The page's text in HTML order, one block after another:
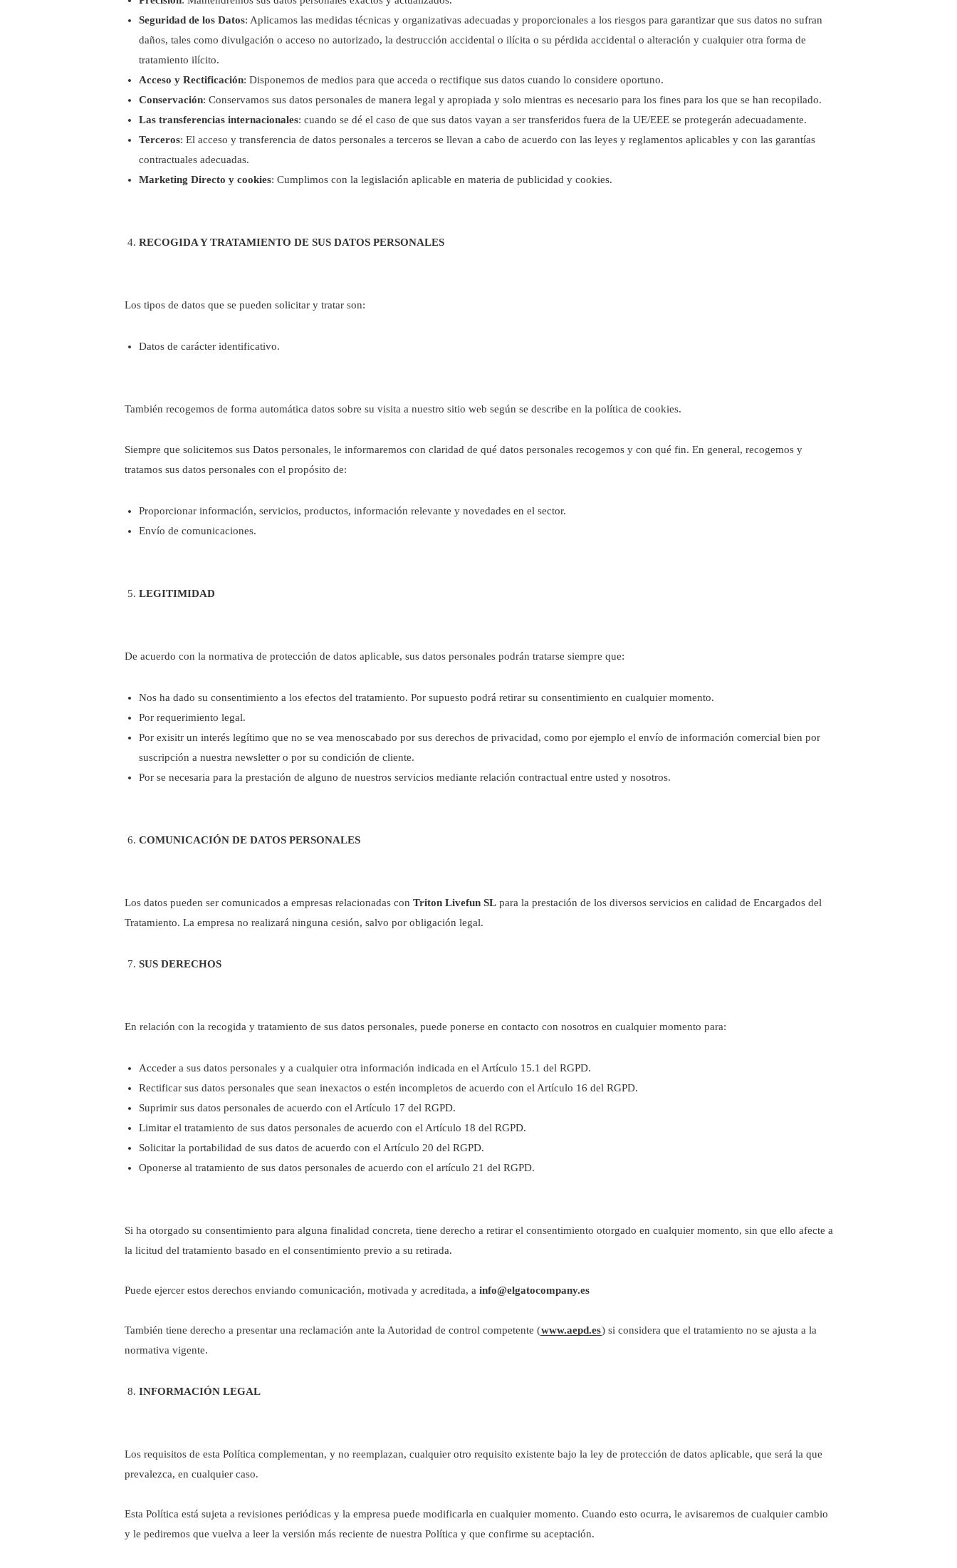
Seguridad de los Datos: Aplicamos las medidas técnicas y organizativas adecuadas y proporcionales a los riesgos para garantizar que sus datos no sufran
daños, tales como divulgación o acceso no autorizado, la destrucción accidental o ilícita o su pérdida accidental o alteración y cualquier otra forma de
tratamiento ilícito.
Acceso y Rectificación: Disponemos de medios para que acceda o rectifique sus datos cuando lo considere oportuno.
Conservación: Conservamos sus datos personales de manera legal y apropiada y solo mientras es necesario para los fines para los que se han recopilado.
Las transferencias internacionales: cuando se dé el caso de que sus datos vayan a ser transferidos fuera de la UE/EEE se protegerán adecuadamente.
Terceros: El acceso y transferencia de datos personales a terceros se llevan a cabo de acuerdo con las leyes y reglamentos aplicables y con las garantías
contractuales adecuadas.
Marketing Directo y cookies: Cumplimos con la legislación aplicable en materia de publicidad y cookies.
RECOGIDA Y TRATAMIENTO DE SUS DATOS PERSONALES
Los tipos de datos que se pueden solicitar y tratar son:
Datos de carácter identificativo.
También recogemos de forma automática datos sobre su visita a nuestro sitio web según se describe en la política de cookies.
Siempre que solicitemos sus Datos personales, le informaremos con claridad de qué datos personales recogemos y con qué fin. En general, recogemos y
tratamos sus datos personales con el propósito de:
Proporcionar información, servicios, productos, información relevante y novedades en el sector.
Envío de comunicaciones.
LEGITIMIDAD
De acuerdo con la normativa de protección de datos aplicable, sus datos personales podrán tratarse siempre que:
Nos ha dado su consentimiento a los efectos del tratamiento. Por supuesto podrá retirar su consentimiento en cualquier momento.
Por requerimiento legal.
Por exisitr un interés legítimo que no se vea menoscabado por sus derechos de privacidad, como por ejemplo el envío de información comercial bien por
suscripción a nuestra newsletter o por su condición de cliente.
Por se necesaria para la prestación de alguno de nuestros servicios mediante relación contractual entre usted y nosotros.
COMUNICACIÓN DE DATOS PERSONALES
Los datos pueden ser comunicados a empresas relacionadas con Triton Livefun SLpara la prestación de los diversos servicios en calidad de Encargados del
Tratamiento. La empresa no realizará ninguna cesión, salvo por obligación legal.
SUS DERECHOS
En relación con la recogida y tratamiento de sus datos personales, puede ponerse en contacto con nosotros en cualquier momento para:
Acceder a sus datos personales y a cualquier otra información indicada en el Artículo 15.1 del RGPD.
Rectificar sus datos personales que sean inexactos o estén incompletos de acuerdo con el Artículo 16 del RGPD.
Suprimir sus datos personales de acuerdo con el Artículo 17 del RGPD.
Limitar el tratamiento de sus datos personales de acuerdo con el Artículo 18 del RGPD.
Solicitar la portabilidad de sus datos de acuerdo con el Artículo 20 del RGPD.
Oponerse al tratamiento de sus datos personales de acuerdo con el artículo 21 del RGPD.
Si ha otorgado su consentimiento para alguna finalidad concreta, tiene derecho a retirar el consentimiento otorgado en cualquier momento, sin que ello afecte a
la licitud del tratamiento basado en el consentimiento previo a su retirada.
Puede ejercer estos derechos enviando comunicación, motivada y acreditada, a info@elgatocompany.es
También tiene derecho a presentar una reclamación ante la Autoridad de control competente (www.aepd.es) si considera que el tratamiento no se ajusta a la
normativa vigente.
INFORMACIÓN LEGAL
Los requisitos de esta Política complementan, y no reemplazan, cualquier otro requisito existente bajo la ley de protección de datos aplicable, que será la que
prevalezca, en cualquier caso.
Esta Política está sujeta a revisiones periódicas y la empresa puede modificarla en cualquier momento. Cuando esto ocurra, le avisaremos de cualquier cambio
y le pediremos que vuelva a leer la versión más reciente de nuestra Política y que confirme su aceptación.